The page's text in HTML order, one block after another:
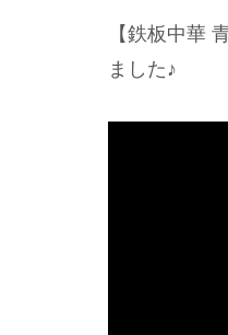
【鉄板中華
ました♪